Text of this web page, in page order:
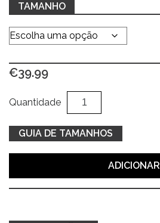
TAMANHO
€39.99
Quantidade
Quantidade
de
Casaco
de
gala
GUIA DE TAMANHOS
ADICIONAR